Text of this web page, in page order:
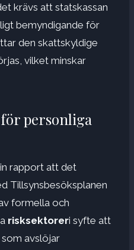
krävs att statskassan
bemyndigande för
den skattskyldige
vilket minskar
personliga
rapport att det
Tillsynsbesöksplanen
formella och
risksektoreri syfte att
avslöjar